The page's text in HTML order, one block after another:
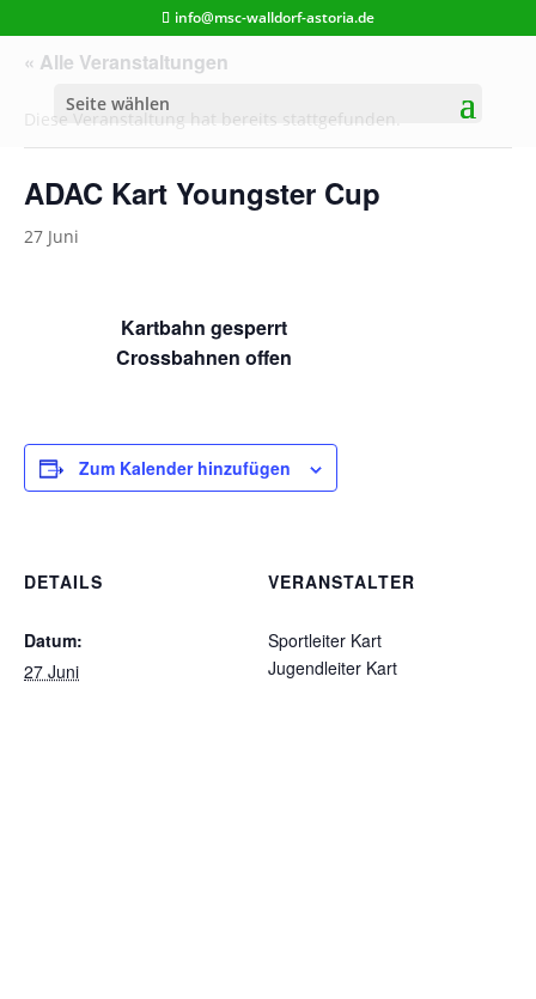
info@msc-walldorf-astoria.de
Seite wählen
« Alle Veranstaltungen
Diese Veranstaltung hat bereits stattgefunden.
ADAC Kart Youngster Cup
27 Juni
Kartbahn gesperrt
Crossbahnen offen
Zum Kalender hinzufügen
DETAILS
Datum:
27 Juni
VERANSTALTER
Sportleiter Kart
Jugendleiter Kart